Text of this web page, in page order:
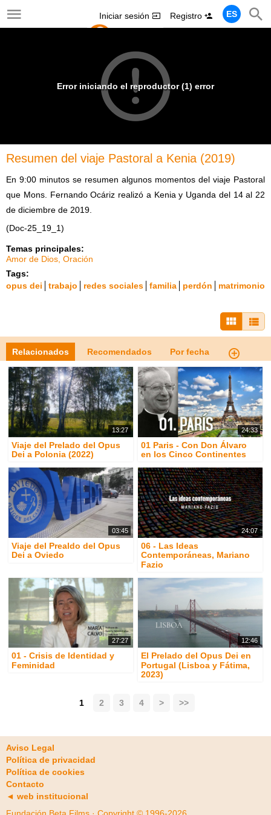
ES
Iniciar sesión Registro
Error iniciando el reproductor (1) error
Resumen del viaje Pastoral a Kenia (2019)
En 9:00 minutos se resumen algunos momentos del viaje Pastoral
que Mons. Fernando Ocáriz realizó a Kenia y Uganda del 14 al 22
de diciembre de 2019.
(Doc-25_19_1)
Temas principales:
Amor de Dios Oración
Tags:
opus dei
trabajo redes sociales familia perdón matrimonio
Relacionados Recomendados Por fecha
13:27
Viaje del Prelado del Opus
Dei a Polonia (2022)
24:33
01 Paris - Con Don Álvaro
en los Cinco Continentes
03:45
Viaje del Prealdo del Opus
Dei a Oviedo
24:07
06 - Las Ideas
Contemporáneas, Mariano
Fazio
27:27
01 - Crisis de Identidad y
Feminidad
12:46
El Prelado del Opus Dei en
Portugal (Lisboa y Fátima,
2023)
1 2 3 4 > >>
Aviso Legal
Política de privacidad
Política de cookies
Contacto
◄ web institucional